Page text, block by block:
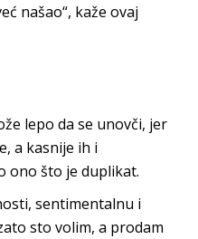
našao“, kaže ovaj
lepo da se unovči, jer
a kasnije ih i
ono što je duplikat.
sentimentalnu i
sto volim, a prodam